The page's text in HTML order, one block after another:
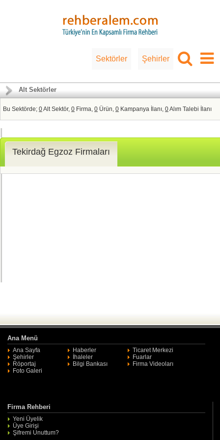
Sektörler Şehirler
Alt Sektörler
Bu Sektörde; 0Alt Sektör, 0 Firma, 0 Ürün, 0 Kampanya İlanı, 0Alım Talebi İlanı
Tekirdağ Egzoz Firmaları
Ana Menü
Ana Sayfa Haberler
Ticaret Merkezi
Şehirler
İhaleler
Fuarlar
Röportaj
Bilgi Bankası
Firma Videoları
Foto Galeri
Firma Rehberi
Yeni Üyelik
Üye Girişi
Şifremi Unuttum?